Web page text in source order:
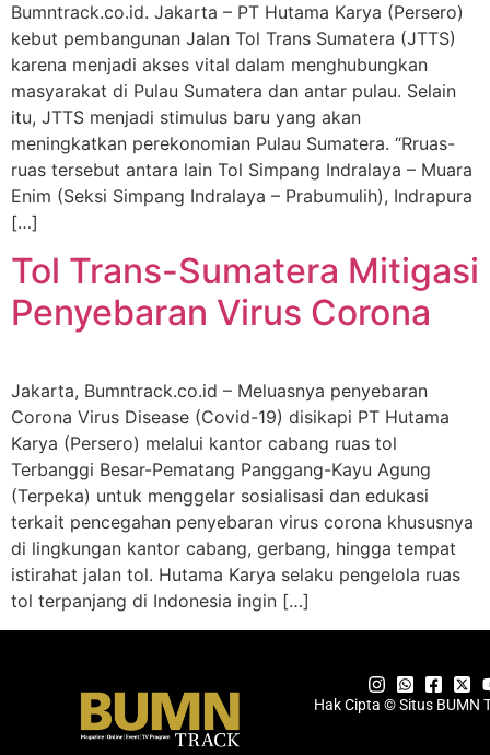
Bumntrack.co.id. Jakarta – PT Hutama Karya (Persero)
kebut pembangunan Jalan Tol Trans Sumatera (JTTS)
karena menjadi akses vital dalam menghubungkan
masyarakat di Pulau Sumatera dan antar pulau. Selain
itu, JTTS menjadi stimulus baru yang akan
meningkatkan perekonomian Pulau Sumatera. “Rruas-
ruas tersebut antara lain Tol Simpang Indralaya – Muara
Enim (Seksi Simpang Indralaya – Prabumulih), Indrapura
[…]
Tol Trans-Sumatera Mitigasi
Penyebaran Virus Corona
Jakarta, Bumntrack.co.id – Meluasnya penyebaran
Corona Virus Disease (Covid-19) disikapi PT Hutama
Karya (Persero) melalui kantor cabang ruas tol
Terbanggi Besar-Pematang Panggang-Kayu Agung
(Terpeka) untuk menggelar sosialisasi dan edukasi
terkait pencegahan penyebaran virus corona khususnya
di lingkungan kantor cabang, gerbang, hingga tempat
istirahat jalan tol. Hutama Karya selaku pengelola ruas
tol terpanjang di Indonesia ingin […]
Hak Cipta © Situs BUMN